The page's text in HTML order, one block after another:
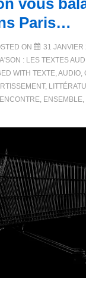
vous
Paris…
ON
31 JANVIER
: LES TEXTES
WITH TEXTE,AUDIO,
,
, ENSEMBLE,